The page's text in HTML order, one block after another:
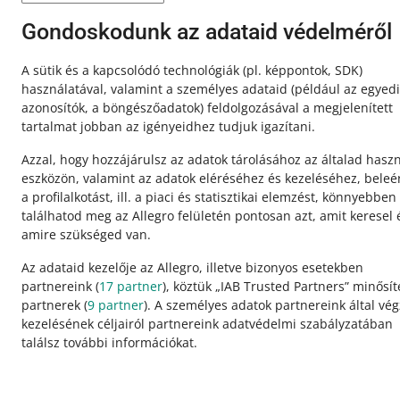
Gondoskodunk az adataid védelméről
A sütik és a kapcsolódó technológiák (pl. képpontok, SDK)
használatával, valamint a személyes adataid (például az egyedi
azonosítók, a böngészőadatok) feldolgozásával a megjelenített
tartalmat jobban az igényeidhez tudjuk igazítani.
Azzal, hogy hozzájárulsz az adatok tárolásához az általad
eszközön, valamint az adatok eléréséhez és kezeléséhez,
a profilalkotást, ill. a piaci és statisztikai elemzést, könnyebben
találhatod meg az Allegro felületén pontosan azt, amit keresel
amire szükséged van.
Az adataid kezelője az Allegro, illetve bizonyos esetekben
partnereink (17 partner), köztük „IAB Trusted Partners”
partnerek (9 partner). A személyes adatok partnereink által
kezelésének céljairól partnereink adatvédelmi szabályzatában
találsz további információkat.
Ez az oldal más nyelveken is elérhető.
megjelenítés: világos mód